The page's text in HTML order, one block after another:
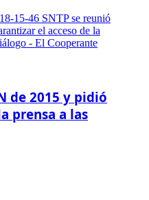
de 2015 y pidió
prensa a las